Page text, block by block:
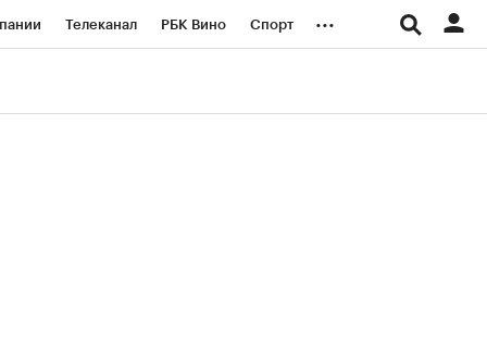
Телеканал РБК Вино Спорт ...